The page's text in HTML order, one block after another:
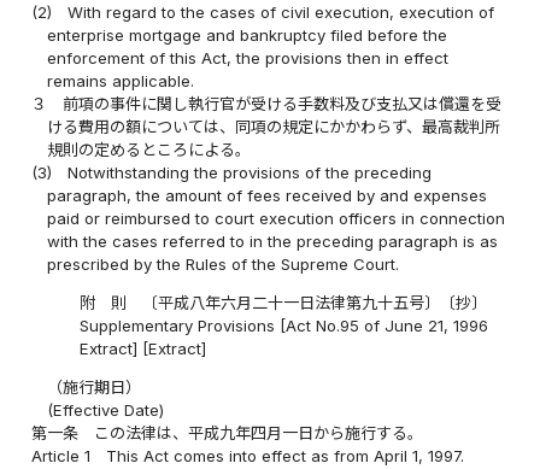
(2)
With regard to the cases of civil execution, execution of
enterprise mortgage and bankruptcy filed before the
enforcement of this Act, the provisions then in effect
remains applicable.
３
前項の事件に関し執行官が受ける手数料及び支払又は償還を受
ける費用の額については、同項の規定にかかわらず、最高裁判所
規則の定めるところによる。
(3)
Notwithstanding the provisions of the preceding
paragraph, the amount of fees received by and expenses
paid or reimbursed to court execution officers in connection
with the cases referred to in the preceding paragraph is as
prescribed by the Rules of the Supreme Court.
附 則 〔平成八年六月二十一日法律第九十五号〕〔抄〕
Supplementary Provisions [Act No.95 of June 21, 1996
Extract] [Extract]
（施行期日）
(Effective Date)
第一条
この法律は、平成九年四月一日から施行する。
Article 1
This Act comes into effect as from April 1, 1997.